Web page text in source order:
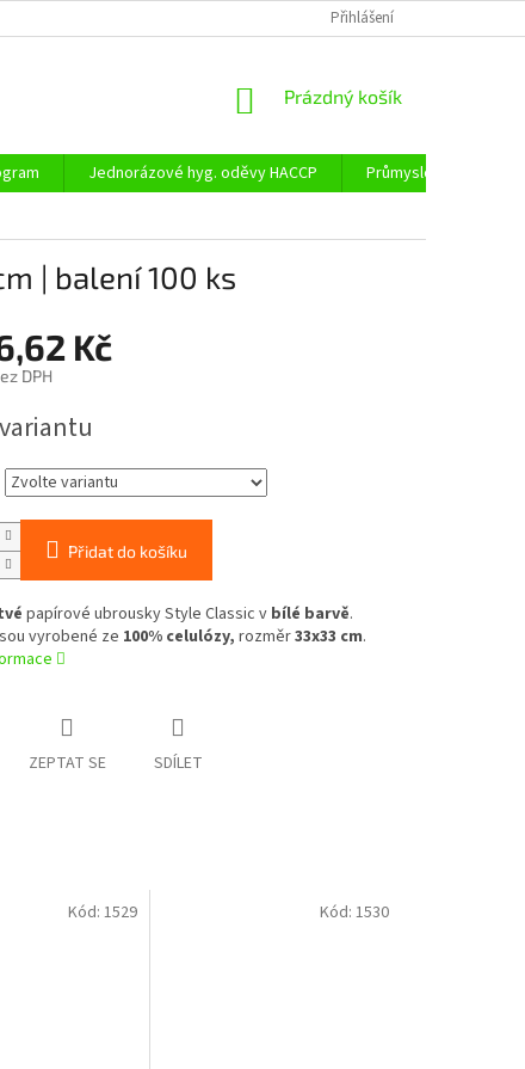
Přihlášení
NÁKUPNÍ
Prázdný košík
Jednorázové hyg. oděvy HACCP
Průmyslové obaly
| balení 100 ks
Kč
DPH
Přidat do košíku
papírové ubrousky Style Classic vbílé barvě.
vyrobené ze 100% celulózy, rozměr33x33 cm.
ZEPTAT SE SDÍLET
Kód:1529 Kód: 1530